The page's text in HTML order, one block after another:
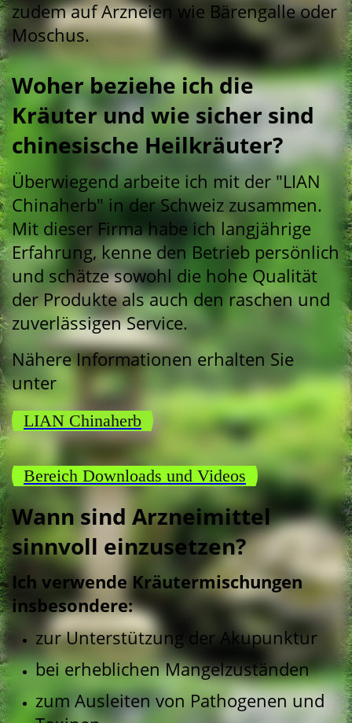
zudem auf Arzneien wie Bärengalle oder
Moschus.
Woher beziehe ich die
Kräuter und wie sicher sind
chinesische Heilkräuter?
Überwiegend arbeite ich mit der "LIAN
Chinaherb" in der Schweiz zusammen.
Mit dieser Firma habe ich langjährige
Erfahrung, kenne den Betrieb persönlich
und schätze sowohl die hohe Qualität
der Produkte als auch den raschen und
zuverlässigen Service.
Nähere Informationen erhalten Sie
unter
LIAN Chinaherb
Bereich Downloads und Videos
Wann sind Arzneimittel
sinnvoll einzusetzen?
Ich verwende Kräutermischungen
insbesondere:
zur Unterstützung der Akupunktur
bei erheblichen Mangelzuständen
zum Ausleiten von Pathogenen und